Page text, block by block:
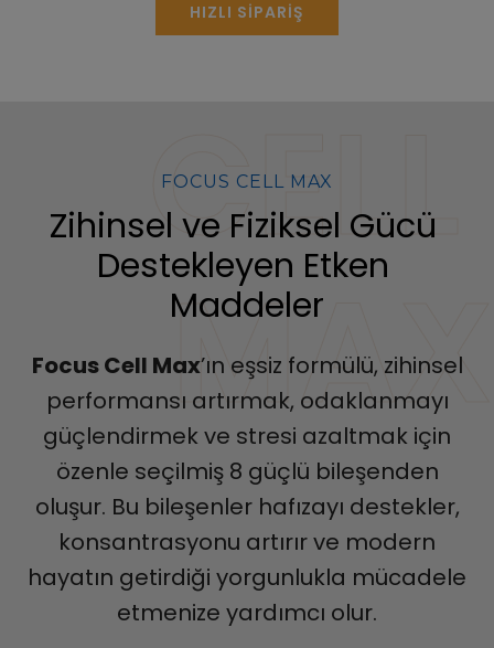
HIZLI SİPARİŞ
CELL
MAX
FOCUS CELL MAX
Zihinsel ve Fiziksel Gücü
Destekleyen Etken
Maddeler
Focus Cell Max’ın eşsiz formülü, zihinsel
performansı artırmak, odaklanmayı
güçlendirmek ve stresi azaltmak için
özenle seçilmiş 8 güçlü bileşenden
oluşur. Bu bileşenler hafızayı destekler,
konsantrasyonu artırır ve modern
hayatın getirdiği yorgunlukla mücadele
etmenize yardımcı olur.